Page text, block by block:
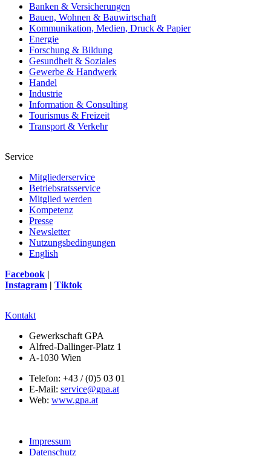
Banken & Versicherungen
Bauen, Wohnen & Bauwirtschaft
Kommunikation, Medien, Druck & Papier
Energie
Forschung & Bildung
Gesundheit & Soziales
Gewerbe & Handwerk
Handel
Industrie
Information & Consulting
Tourismus & Freizeit
Transport & Verkehr
Service
Mitgliederservice
Betriebsratsservice
Mitglied werden
Kompetenz
Presse
Newsletter
Nutzungsbedingungen
English
Facebook |
Instagram | Tiktok
Kontakt
Gewerkschaft GPA
Alfred-Dallinger-Platz 1
A-1030 Wien
Telefon: +43 / (0)5 03 01
E-Mail: service@gpa.at
Web: www.gpa.at
Impressum
Datenschutz